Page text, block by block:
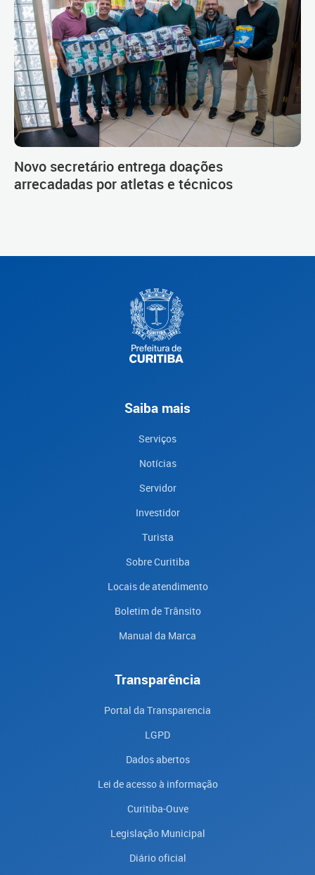
Novo secretário entrega doações
arrecadadas por atletas e técnicos
Saiba mais
Serviços
Notícias
Servidor
Investidor
Turista
Sobre Curitiba
Locais de atendimento
Boletim de Trânsito
Manual da Marca
Transparência
Portal da Transparencia
LGPD
Dados abertos
Lei de acesso à informação
Curitiba-Ouve
Legislação Municipal
Diário oficial